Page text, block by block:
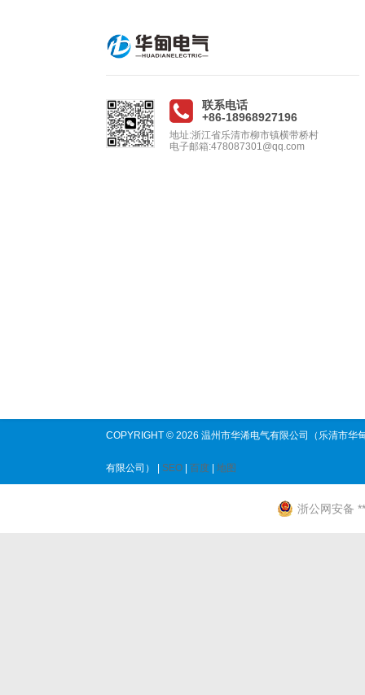
联系电话
+86-18968927196
地址:浙江省乐清市柳市镇横带桥村
电子邮箱:478087301@qq.com
COPYRIGHT © 2026 温州市华浠电气有限公司（乐清市华
有限公司） | SEO 百度 地图
浙公网安备